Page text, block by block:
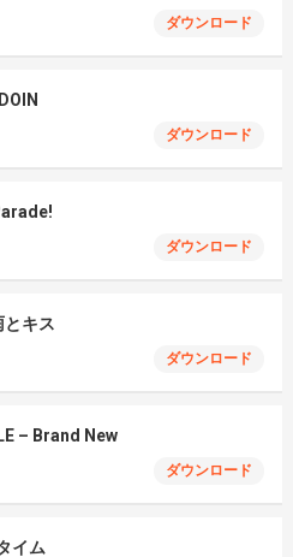
ダウンロード
ダウンロード
ダウンロード
とキス
ダウンロード
– Brand New
ダウンロード
イム